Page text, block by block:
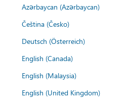
Azərbaycan (Azərbaycan)
Čeština (Česko)
Deutsch (Österreich)
English (Canada)
English (Malaysia)
English (United Kingdom)